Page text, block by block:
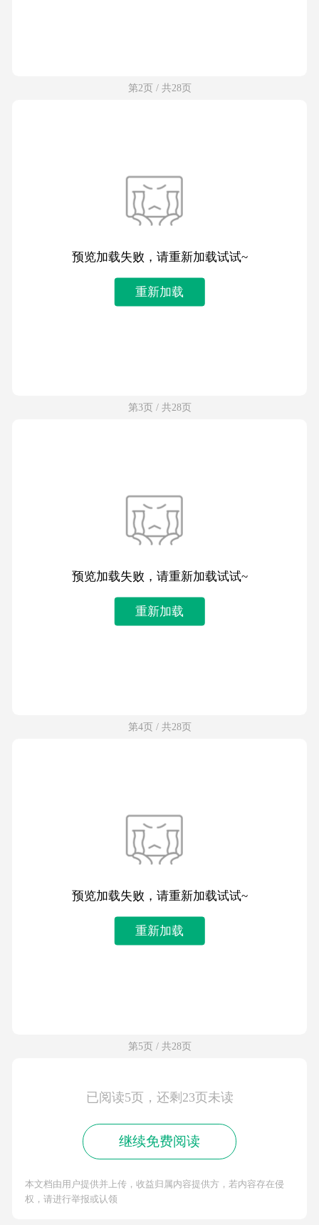
第2页 / 共28页
预览加载失败，请重新加载试试~
重新加载
第3页 / 共28页
预览加载失败，请重新加载试试~
重新加载
第4页 / 共28页
预览加载失败，请重新加载试试~
重新加载
第5页 / 共28页
已阅读5页，还剩23页未读
继续免费阅读
本文档由用户提供并上传，收益归属内容提供方，若内容存在侵
权，请进行举报或认领